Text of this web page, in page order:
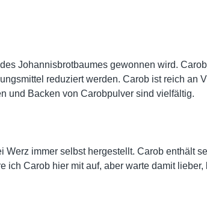
Johannisbrotbaumes gewonnen wird.
reduziert werden. Carob ist reich an
und Backen von Carobpulver sind vielfältig.
immer selbst hergestellt. Carob enthält
Carob hier mit auf, aber warte damit